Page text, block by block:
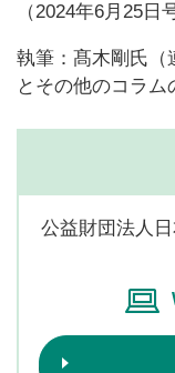
（2024年6月25日
執筆：髙木剛氏
とその他のコラム
公益財団法人